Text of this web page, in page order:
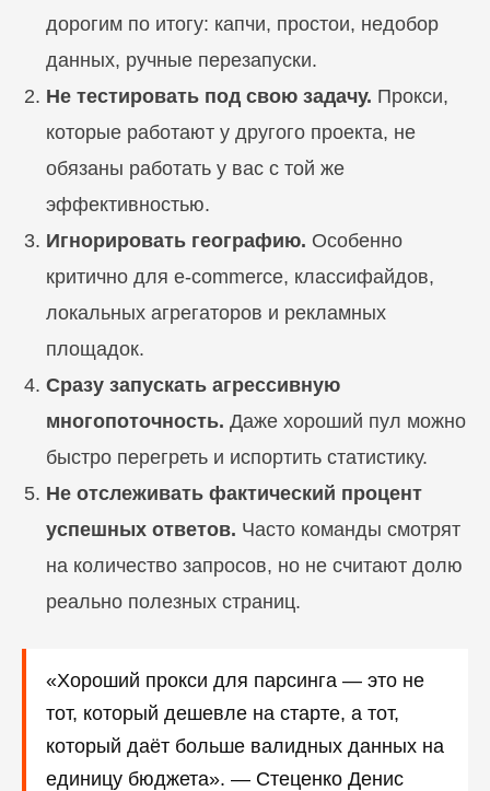
дорогим по итогу: капчи, простои, недобор
данных, ручные перезапуски.
Не тестировать под свою задачу. Прокси,
которые работают у другого проекта, не
обязаны работать у вас с той же
эффективностью.
Игнорировать географию. Особенно
критично для e-commerce, классифайдов,
локальных агрегаторов и рекламных
площадок.
Сразу запускать агрессивную
многопоточность. Даже хороший пул можно
быстро перегреть и испортить статистику.
Не отслеживать фактический процент
успешных ответов. Часто команды смотрят
на количество запросов, но не считают долю
реально полезных страниц.
«Хороший прокси для парсинга — это не
тот, который дешевле на старте, а тот,
который даёт больше валидных данных на
единицу бюджета». — Стеценко Денис